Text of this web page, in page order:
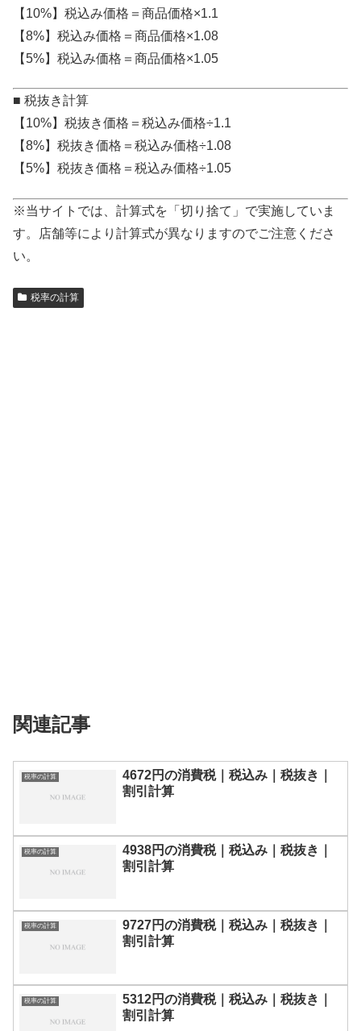
【10%】税込み価格＝商品価格×1.1
【8%】税込み価格＝商品価格×1.08
【5%】税込み価格＝商品価格×1.05
■ 税抜き計算
【10%】税抜き価格＝税込み価格÷1.1
【8%】税抜き価格＝税込み価格÷1.08
【5%】税抜き価格＝税込み価格÷1.05
※当サイトでは、計算式を「切り捨て」で実施していま
す。店舗等により計算式が異なりますのでご注意くださ
い。
税率の計算
関連記事
税率の計算
4672円の消費税｜税込み｜税抜き｜
割引計算
税率の計算
4938円の消費税｜税込み｜税抜き｜
割引計算
税率の計算
9727円の消費税｜税込み｜税抜き｜
割引計算
税率の計算
5312円の消費税｜税込み｜税抜き｜
割引計算